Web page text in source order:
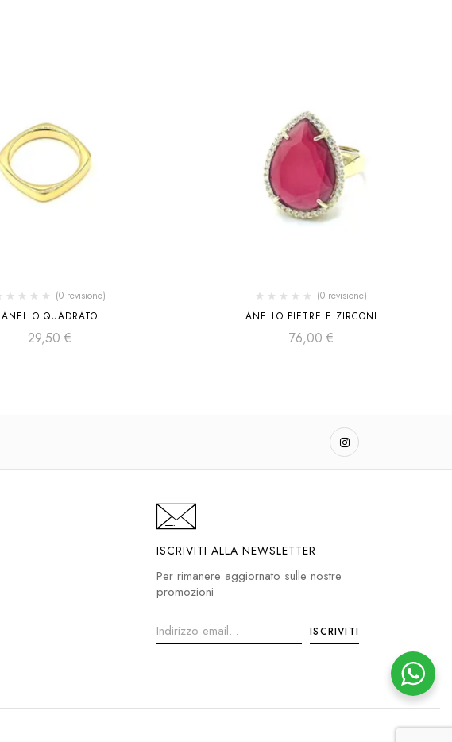
(0 revisione)
ANELLO QUADRATO
29,50 €
(0 revisione)
ANELLO PIETRE E ZIRCONI
76,00 €
ISCRIVITI ALLA NEWSLETTER
Per rimanere aggiornato sulle nostre
promozioni